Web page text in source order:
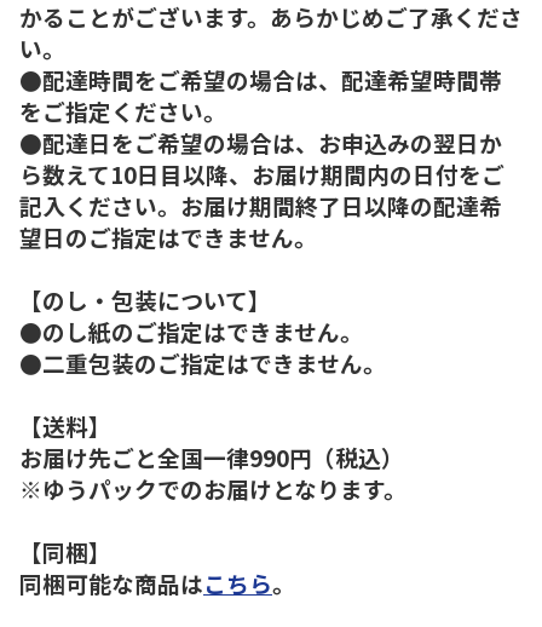
かることがございます。あらかじめご了承くださ
い。
●配達時間をご希望の場合は、配達希望時間帯
をご指定ください。
●配達日をご希望の場合は、お申込みの翌日か
ら数えて10日目以降、お届け期間内の日付をご
記入ください。お届け期間終了日以降の配達希
望日のご指定はできません。
【のし・包装について】
●のし紙のご指定はできません。
●二重包装のご指定はできません。
【送料】
お届け先ごと全国一律990円（税込）
※ゆうパックでのお届けとなります。
【同梱】
同梱可能な商品はこちら。